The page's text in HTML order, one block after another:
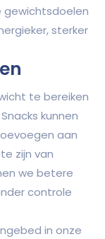
gewichtsdoelen
sterker
te bereiken
kunnen
aan
zijn van
we betere
controle
in onze